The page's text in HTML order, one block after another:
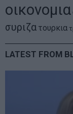
οικονομια
συριζα τουρκια
LATEST FROM